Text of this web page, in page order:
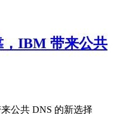
，IBM 带来公共
公共 DNS 的新选择